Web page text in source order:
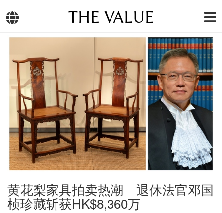
THE VALUE
黄花梨家具拍卖热潮 退休法官邓国
桢珍藏斩获HK$8,360万